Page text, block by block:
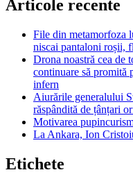
Articole recente
File din metamorfoza
niscai pantaloni roșii,
Drona noastră cea de
continuare să promită
infern
Aiurările generalului
răspândită de țânțari
Motivarea
La Ankara, Ion
Etichete